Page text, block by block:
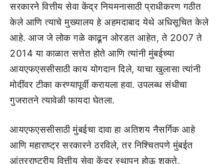
सरकारने वित्तीय सेवा केंद्र नियमनासाठी प्राधीकरण गठीत
केले आणि त्याचे मुख्यालय हे अहमदाबाद येथे अधिसूचित केले
आहे. आज जे लोक गळे काढून ओरडत आहेत, ते 2007 ते
2014 या काळात सत्तेत होते आणि त्यांनी मुंबईच्या
आयएफएससीसाठी काय योगदान दिले, याचा खुलासा त्यांनी
मोदींवर टीका करण्यापूर्वी करायला हवा. उपलब्ध संधीचा
गुजरातने त्यावेळी फायदा घेतला.
आयएफएससीसाठी मुंबईचा दावा हा अतिशय नैसर्गिक आहे
आणि महाराष्ट्र सरकारने ठरविले, तर निश्चितपणे मुंबईत
आंतरराष्ट्रीय वित्तीय सेवा केंद्र स्थापन होऊ शकते.